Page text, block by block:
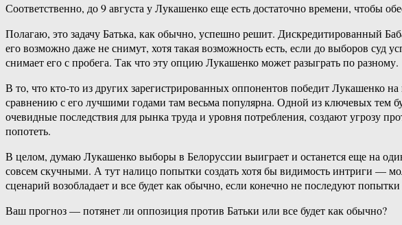
Соответственно, до 9 августа у Лукашенко еще есть достаточно времени, чтобы
Полагаю, это задачу Батька, как обычно, успешно решит. Дискредитированный
его возможно даже не снимут, хотя такая возможность есть, если до выборов суд
снимает его с пробега. Так что эту опцию Лукашенко может разыграть по разному.
В то, что кто-то из других зарегистрированных оппонентов победит Лукашенко
сравнению с его лучшими годами там весьма популярна. Одной из ключевых тем
очевидные последствия для рынка труда и уровня потребления, создают угрозу
попотеть.
В целом, думаю Лукашенко выборы в Белоруссии выиграет и останется еще на
совсем скучными. А тут налицо попытки создать хотя бы видимость интриги —
сценарий возобладает и все будет как обычно, если конечно не последуют
Ваш прогноз — потянет ли оппозиция против Батьки или все будет как обычно?